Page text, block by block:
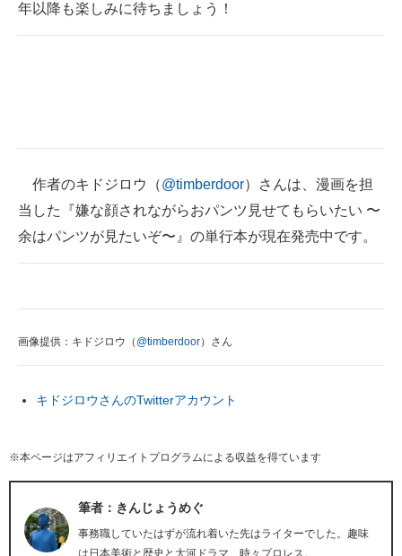
年以降も楽しみに待ちましょう！
作者のキドジロウ（@timberdoor）さんは、漫画を担
当した『嫌な顔されながらおパンツ見せてもらいたい 〜
余はパンツが見たいぞ〜』の単行本が現在発売中です。
画像提供：キドジロウ（ @timberdoor）さん
キドジロウさんのTwitterアカウント
※本ページはアフィリエイトプログラムによる収益を得ています
筆者：きんじょうめぐ
事務職していたはずが流れ着いた先はライターでした。趣味